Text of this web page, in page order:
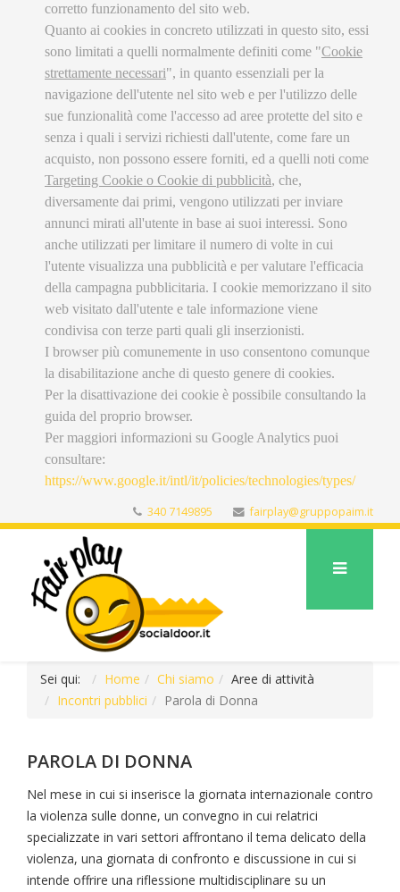
corretto funzionamento del sito web.
Quanto ai cookies in concreto utilizzati in questo sito, essi
sono limitati a quelli normalmente definiti come "Cookie
strettamente necessari", in quanto essenziali per la
navigazione dell'utente nel sito web e per l'utilizzo delle
sue funzionalità come l'accesso ad aree protette del sito e
senza i quali i servizi richiesti dall'utente, come fare un
acquisto, non possono essere forniti, ed a quelli noti come
Targeting Cookie o Cookie di pubblicità, che,
diversamente dai primi, vengono utilizzati per inviare
annunci mirati all'utente in base ai suoi interessi. Sono
anche utilizzati per limitare il numero di volte in cui
l'utente visualizza una pubblicità e per valutare l'efficacia
della campagna pubblicitaria. I cookie memorizzano il sito
web visitato dall'utente e tale informazione viene
condivisa con terze parti quali gli inserzionisti.
I browser più comunemente in uso consentono comunque
la disabilitazione anche di questo genere di cookies.
Per la disattivazione dei cookie è possibile consultando la
guida del proprio browser.
Per maggiori informazioni su Google Analytics puoi
consultare:
https://www.google.it/intl/it/policies/technologies/types/
340 7149895 fairplay@gruppopaim.it
Sei qui: Home Chi siamo
Aree di attività
Incontri pubblici
Parola di Donna
PAROLA DI DONNA
Nel mese in cui si inserisce la giornata internazionale contro
la violenza sulle donne, un convegno in cui relatrici
specializzate in vari settori affrontano il tema delicato della
violenza, una giornata di confronto e discussione in cui si
intende offrire una riflessione multidisciplinare su un